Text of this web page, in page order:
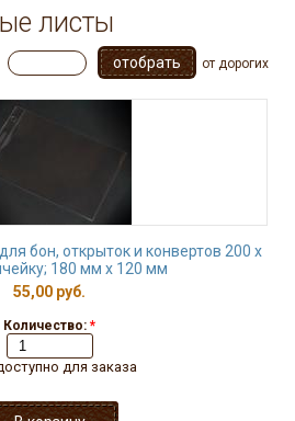
листы
от дорогих
бон, открыток и конвертов 200 х
180 мм х 120 мм
55,00 руб.
Количество: *
для заказа